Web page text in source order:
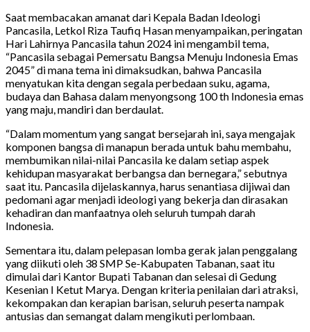
Saat membacakan amanat dari Kepala Badan Ideologi
Pancasila, Letkol Riza Taufiq Hasan menyampaikan, peringatan
Hari Lahirnya Pancasila tahun 2024 ini mengambil tema,
“Pancasila sebagai Pemersatu Bangsa Menuju Indonesia Emas
2045” di mana tema ini dimaksudkan, bahwa Pancasila
menyatukan kita dengan segala perbedaan suku, agama,
budaya dan Bahasa dalam menyongsong 100 th Indonesia emas
yang maju, mandiri dan berdaulat.
“Dalam momentum yang sangat bersejarah ini, saya mengajak
komponen bangsa di manapun berada untuk bahu membahu,
membumikan nilai-nilai Pancasila ke dalam setiap aspek
kehidupan masyarakat berbangsa dan bernegara,” sebutnya
saat itu. Pancasila dijelaskannya, harus senantiasa dijiwai dan
pedomani agar menjadi ideologi yang bekerja dan dirasakan
kehadiran dan manfaatnya oleh seluruh tumpah darah
Indonesia.
Sementara itu, dalam pelepasan lomba gerak jalan penggalang
yang diikuti oleh 38 SMP Se-Kabupaten Tabanan, saat itu
dimulai dari Kantor Bupati Tabanan dan selesai di Gedung
Kesenian I Ketut Marya. Dengan kriteria penilaian dari atraksi,
kekompakan dan kerapian barisan, seluruh peserta nampak
antusias dan semangat dalam mengikuti perlombaan.